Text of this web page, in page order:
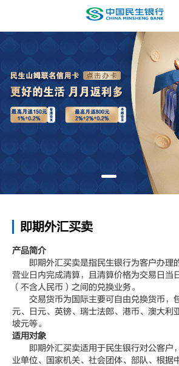
即期外汇买卖
产品简介
即期外汇买卖是指民生银行为客户办理
营业日内完成清算，且清算价格为交易日当
（不含人民币）之间的兑换业务。
交易货币为国际主要可自由兑换货币，
元、日元、英镑、瑞士法郎、港币、澳大利
坡元等。
适用对象
即期外汇买卖适用于民生银行对公客户
业单位、国家机关、社会团体、部队、根据